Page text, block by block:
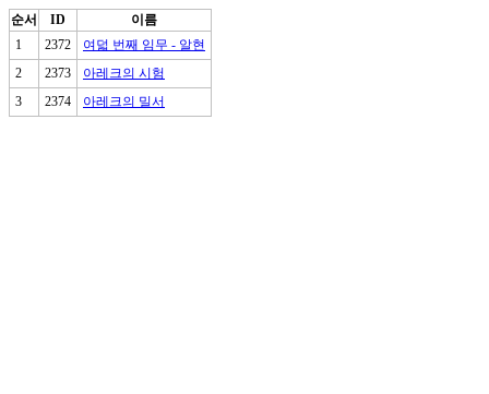
순서 ID
이름
1
2372
여덟 번째 임무 - 알현
2
2373
아레크의 시험
3
2374 아레크의 밀서